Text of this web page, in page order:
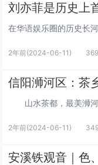
刘亦菲是历史上
2年前(2024-06-11)
信阳浉河区：茶
2年前(2024-06-11)
安溪铁观音｜色